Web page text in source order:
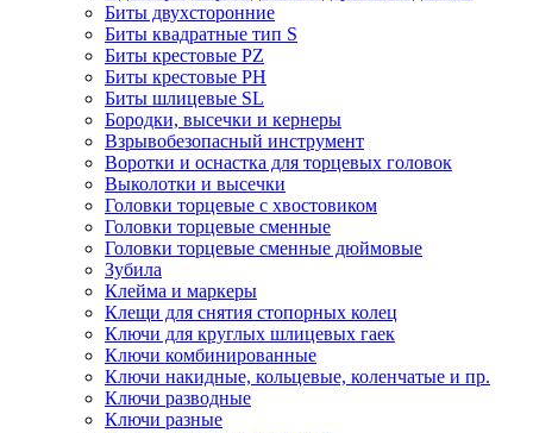
Биты двухсторонние
Биты квадратные тип S
Биты крестовые РZ
Биты крестовые РН
Биты шлицевые SL
Бородки, высечки и кернеры
Взрывобезопасный инструмент
Воротки и оснаcтка для торцевых головок
Выколотки и высечки
Головки торцевые с хвостовиком
Головки торцевые сменные
Головки торцевые сменные дюймовые
Зубила
Клейма и маркеры
Клещи для снятия стопорных колец
Ключи для круглых шлицевых гаек
Ключи комбинированные
Ключи накидные, кольцевые, коленчатые и пр.
Ключи разводные
Ключи разные